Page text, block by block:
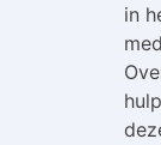
in